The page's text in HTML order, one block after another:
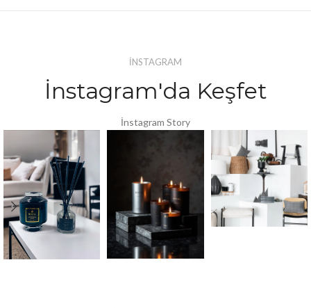
İNSTAGRAM
İnstagram'da Keşfet
İnstagram Story